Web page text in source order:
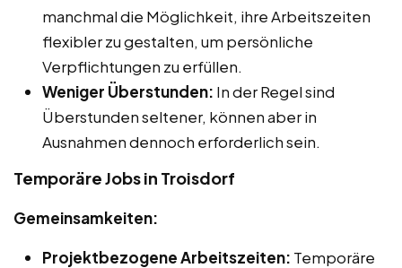
manchmal die Möglichkeit, ihre Arbeitszeiten
flexibler zu gestalten, um persönliche
Verpflichtungen zu erfüllen.
Weniger Überstunden: In der Regel sind
Überstunden seltener, können aber in
Ausnahmen dennoch erforderlich sein.
Temporäre Jobs in Troisdorf
Gemeinsamkeiten:
Projektbezogene Arbeitszeiten: Temporäre